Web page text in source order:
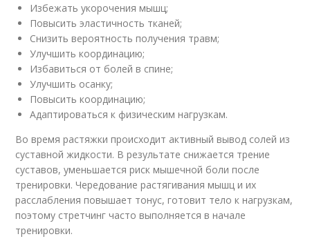
Избежать укорочения мышц;
Повысить эластичность тканей;
Снизить вероятность получения травм;
Улучшить координацию;
Избавиться от болей в спине;
Улучшить осанку;
Повысить координацию;
Адаптироваться к физическим нагрузкам.
Во время растяжки происходит активный вывод солей из
суставной жидкости. В результате снижается трение
суставов, уменьшается риск мышечной боли после
тренировки. Чередование растягивания мышц и их
расслабления повышает тонус, готовит тело к нагрузкам,
поэтому стретчинг часто выполняется в начале
тренировки.